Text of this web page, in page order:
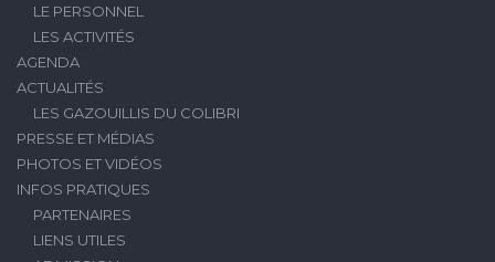
LE PERSONNEL
LES ACTIVITÉS
AGENDA
ACTUALITÉS
LES GAZOUILLIS DU COLIBRI
PRESSE ET MÉDIAS
PHOTOS ET VIDÉOS
INFOS PRATIQUES
PARTENAIRES
LIENS UTILES